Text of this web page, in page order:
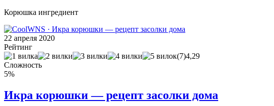
Корюшка ингредиент
22 апреля 2020
Рейтинг
(7)4,29
Сложность
5%
Икра корюшки — рецепт засолки дома